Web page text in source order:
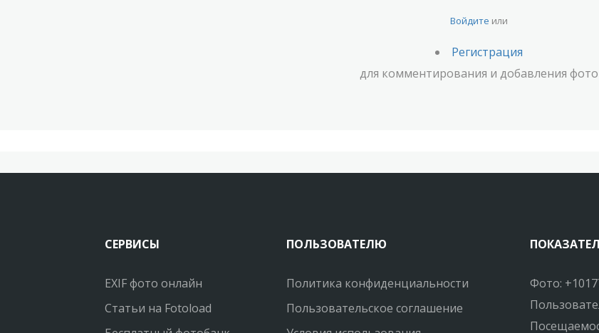
Войдите или
Регистрация
для комментирования и добавления фото
СЕРВИСЫ
EXIF фото онлайн
Статьи на Fotoload
ПОЛЬЗОВАТЕЛЮ
Политика конфиденциальности
Пользовательское соглашение
Фото: